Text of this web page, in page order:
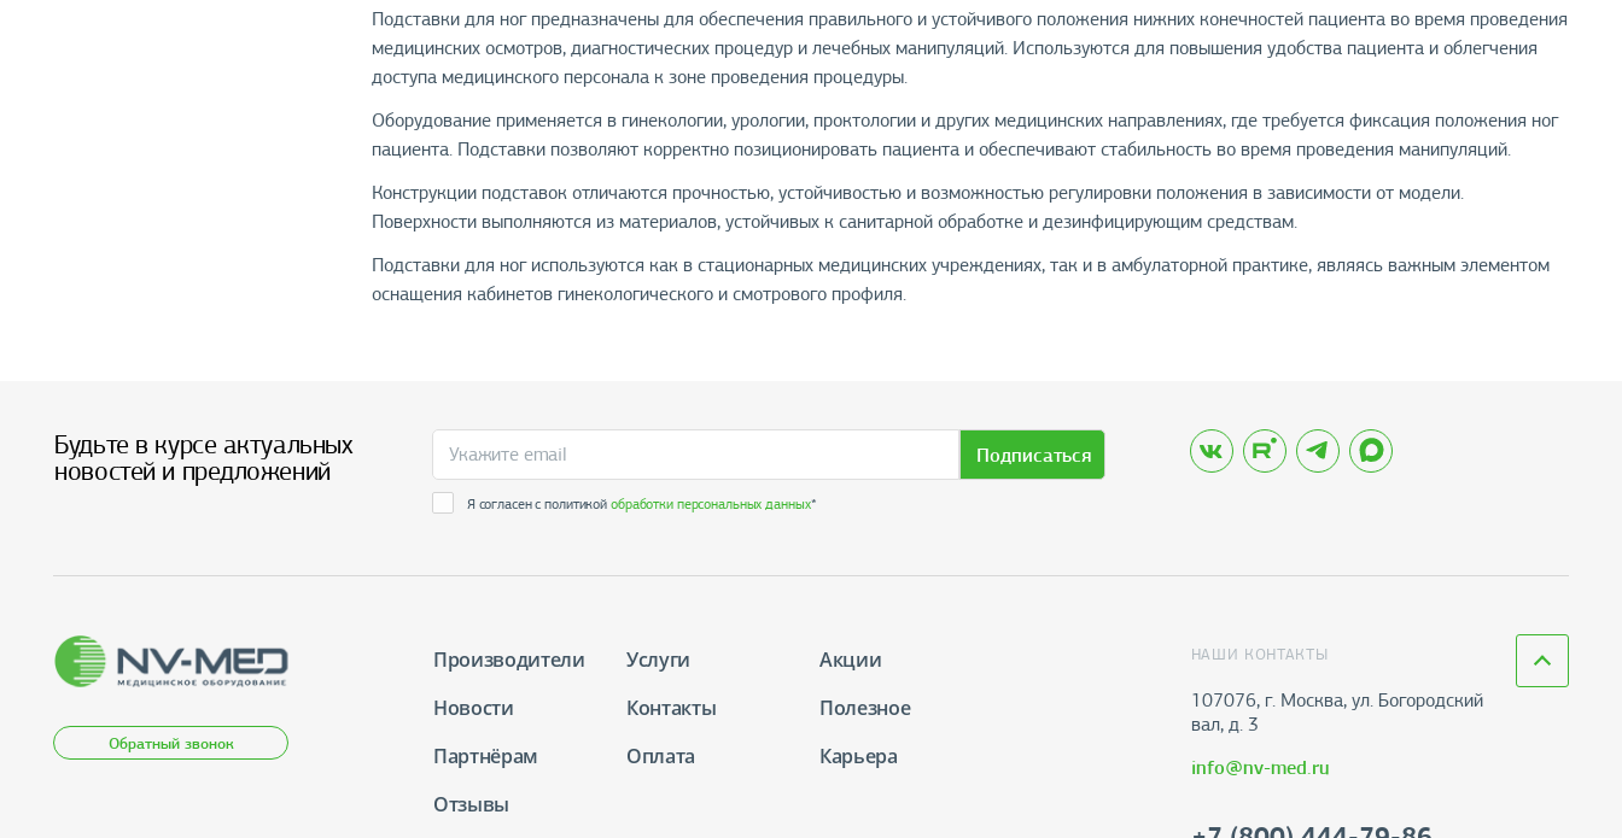
Подставки для ног предназначены для обеспечения правильного и устойчивого положения нижних конечностей пациента во время проведения
медицинских осмотров, диагностических процедур и лечебных манипуляций. Используются для повышения удобства пациента и облегчения
доступа медицинского персонала к зоне проведения процедуры.
Оборудование применяется в гинекологии, урологии, проктологии и других медицинских направлениях, где требуется фиксация положения ног
пациента. Подставки позволяют корректно позиционировать пациента и обеспечивают стабильность во время проведения манипуляций.
Конструкции подставок отличаются прочностью, устойчивостью и возможностью регулировки положения в зависимости от модели.
Поверхности выполняются из материалов, устойчивых к санитарной обработке и дезинфицирующим средствам.
Подставки для ног используются как в стационарных медицинских учреждениях, так и в амбулаторной практике, являясь важным элементом
оснащения кабинетов гинекологического и смотрового профиля.
Будьте в курсе актуальных
новостей и предложений
Подписаться
Я согласен с политикойобработки персональных данных*
Обратный звонок
Производители Услуги
Акции
Новости
Контакты
Полезное
Партнёрам
Оплата
Карьера
Отзывы
НАШИ КОНТАКТЫ
107076, г. Москва, ул. Богородский
вал, д. 3
info@nv-med.ru